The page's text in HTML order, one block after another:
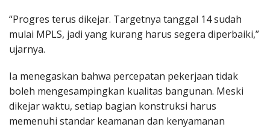
“Progres terus dikejar. Targetnya tanggal 14 sudah
mulai MPLS, jadi yang kurang harus segera diperbaiki,”
ujarnya.
Ia menegaskan bahwa percepatan pekerjaan tidak
boleh mengesampingkan kualitas bangunan. Meski
dikejar waktu, setiap bagian konstruksi harus
memenuhi standar keamanan dan kenyamanan